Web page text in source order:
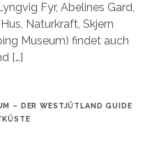
Fyr, Abelines Gard,
Naturkraft, Skjern
Museum) findet auch
[…]
– DER WESTJÜTLAND GUIDE